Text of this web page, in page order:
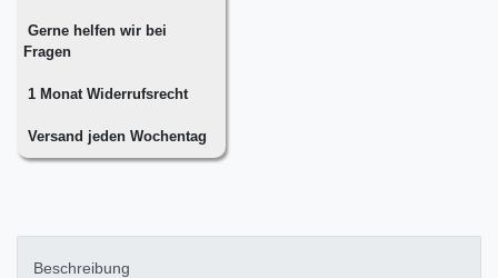
Gerne helfen wir bei
Fragen
1 Monat Widerrufsrecht
Versand jeden Wochentag
Beschreibung